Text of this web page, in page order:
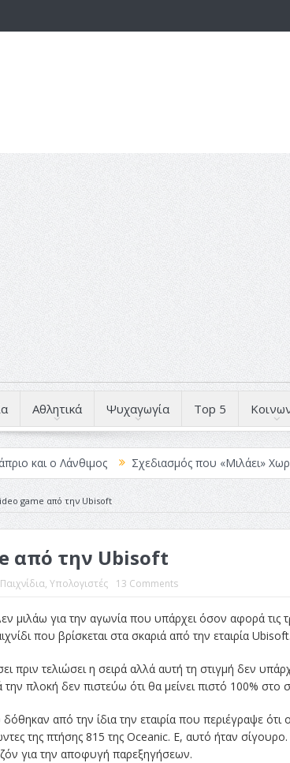
Αθλητικά Ψυχαγωγία Top 5
Σχεδιασμός που «Μιλάει» Χωρίς Λέξεις
game από την Ubisoft
από την Ubisoft
Παιχνίδια, Υπολογιστές 13 Comments
μιλάω για την αγωνία που υπάρχει όσον αφορά τις
που βρίσκεται στα σκαριά από την εταιρία Ubisoft.
πριν τελιώσει η σειρά αλλά αυτή τη στιγμή δεν
πλοκή δεν πιστεύω ότι θα μείνει πιστό 100% στο
από την ίδια την εταιρία που περιέγραψε ότι
της πτήσης 815 της Oceanic. Ε, αυτό ήταν
για την αποφυγή παρεξηγήσεων.